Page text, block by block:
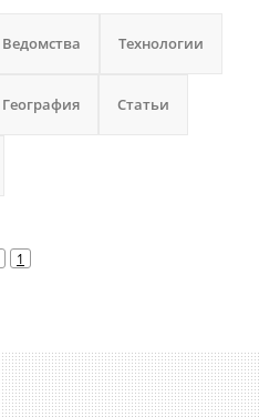
Ведомства Технологии
География Статьи
1